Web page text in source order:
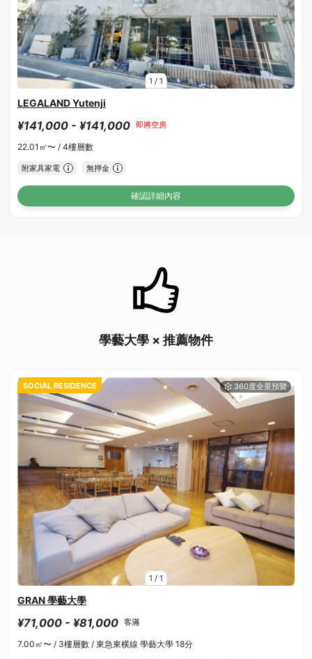
1 / 1
LEGALAND Yutenji
¥141,000 - ¥141,000 即將空房
22.01㎡〜 / 4樓層數
附家具家電 無押金
確認詳細內容
學藝大學 × 推薦物件
1 / 1
SOCIAL RESIDENCE
GRAN 學藝大學
¥71,000 - ¥81,000 客滿
7.00㎡〜 / 3樓層數 / 東急東横線 學藝大學 18分